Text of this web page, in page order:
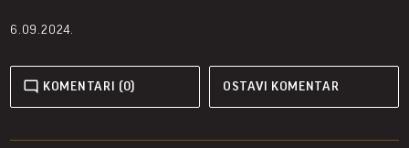
6.09.2024.
KOMENTARI (0) OSTAVI KOMENTAR